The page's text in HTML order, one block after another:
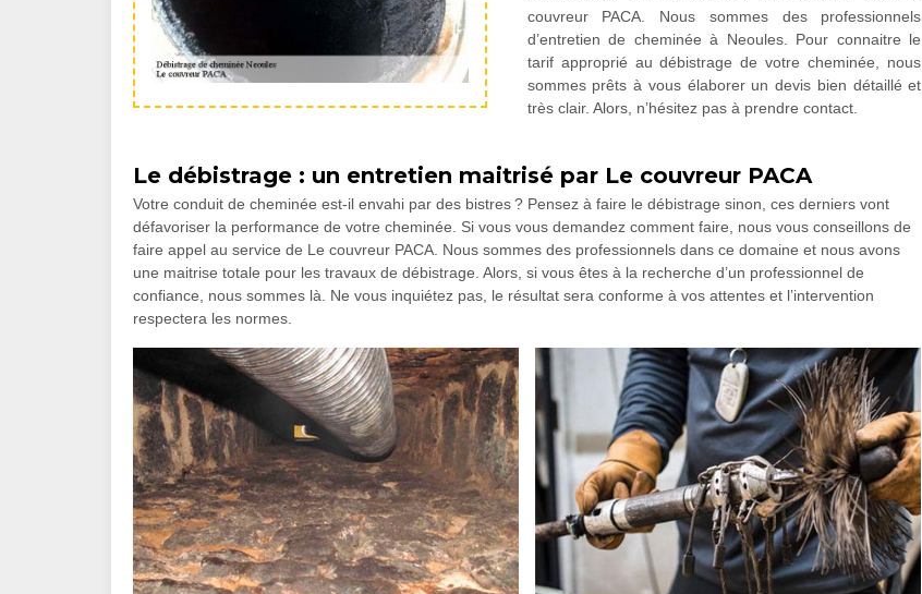
couvreur PACA. Nous sommes des professionnels
d’entretien de cheminée à Neoules. Pour connaitre le
tarif approprié au débistrage de votre cheminée, nous
sommes prêts à vous élaborer un devis bien détaillé et
très clair. Alors, n’hésitez pas à prendre contact.
Le débistrage : un entretien maitrisé par Le couvreur PACA
Votre conduit de cheminée est-il envahi par des bistres ? Pensez à faire le débistrage sinon, ces derniers vont
défavoriser la performance de votre cheminée. Si vous vous demandez comment faire, nous vous conseillons de
faire appel au service de Le couvreur PACA. Nous sommes des professionnels dans ce domaine et nous avons
une maitrise totale pour les travaux de débistrage. Alors, si vous êtes à la recherche d’un professionnel de
confiance, nous sommes là. Ne vous inquiétez pas, le résultat sera conforme à vos attentes et l’intervention
respectera les normes.